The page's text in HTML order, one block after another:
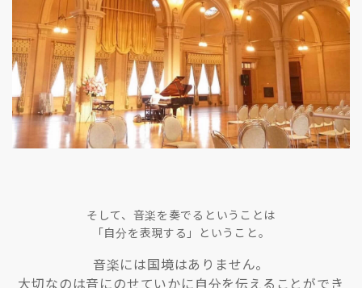
そして、音楽を奏でるということは
「自分を表現する」ということ。
音楽には国境はありません。
大切なのは音にのせていかに自分を伝えることができ